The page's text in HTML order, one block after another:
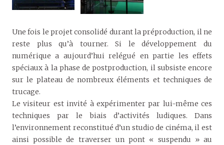
Une fois le projet consolidé durant la préproduction, il ne
reste plus qu’à tourner. Si le développement du
numérique a aujourd’hui relégué en partie les effets
spéciaux à la phase de postproduction, il subsiste encore
sur le plateau de nombreux éléments et techniques de
trucage.
Le visiteur est invité à expérimenter par lui-même ces
techniques par le biais d’activités ludiques. Dans
l’environnement reconstitué d’un studio de cinéma, il est
ainsi possible de traverser un pont « suspendu » au